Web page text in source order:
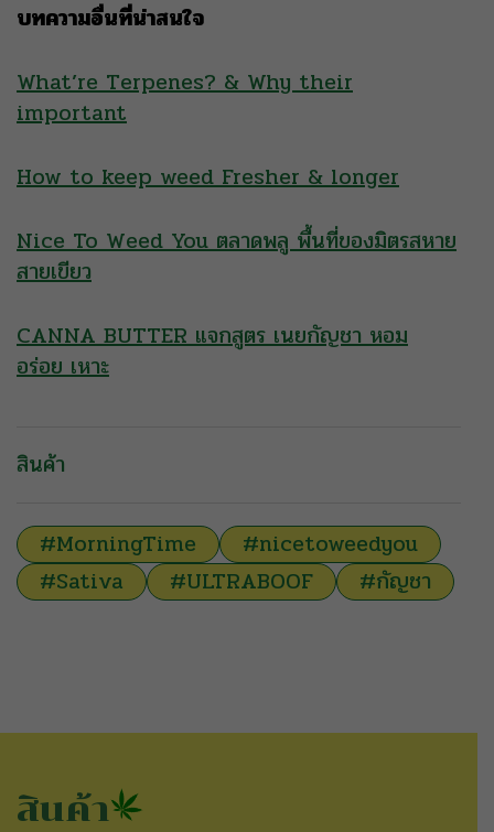
บทความอื่นที่น่าสนใจ
What’re Terpenes? & Why their
important
How to keep weed Fresher & longer
Nice To Weed You ตลาดพลู พื้นที่ของมิตรสหาย
สายเขียว
CANNA BUTTER แจกสูตร เนยกัญชา หอม
อร่อย เหาะ
สินค้า
#MorningTime
#nicetoweedyou
#Sativa
#ULTRABOOF #กัญชา
สินค้า